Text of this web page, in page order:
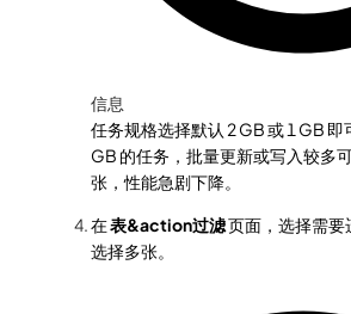
信息
任务规格选择默认 2 GB 或 1 GB 即
GB 的任务，批量更新或写入较多
张，性能急剧下降。
在表&action过滤页面，选择需
选择多张。